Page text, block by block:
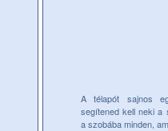
A télapót sajnos
segítened kell neki a
a szobába minden,